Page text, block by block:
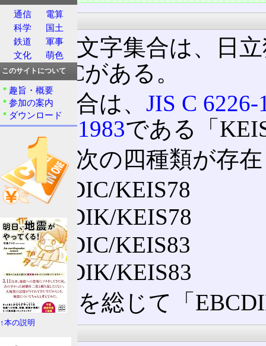
種類
基本の文字集合は、日
EBCDICがある。
漢字集合は、JIS C 6226-
X 0208-1983である「
都合、次の四種類が存
EBCDIC/KEIS78
EBCDIK/KEIS78
EBCDIC/KEIS83
EBCDIK/KEIS83
これらを総じて「
通信
電算
科学
国土
鉄道
軍事
文化
萌色
このサイトについて
趣旨・概要
参加の案内
ダウンロード
↑本の説明